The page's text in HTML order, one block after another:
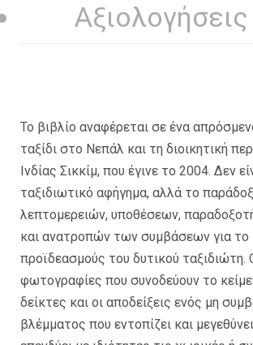
Το βιβλίο αναφέρεται σε ένα
ταξίδι στο Νεπάλ και τη διοικητική
Ινδίας Σικκίμ, που έγινε το 2004. Δεν
ταξιδιωτικό αφήγημα, αλλά το
λεπτομερειών, υποθέσεων,
και ανατροπών των συμβάσεων για το
προϊδεασμούς του δυτικού ταξιδιώτη.
φωτογραφίες που συνοδεύουν το
δείκτες και οι αποδείξεις ενός μη
βλέμματος που εντοπίζει και